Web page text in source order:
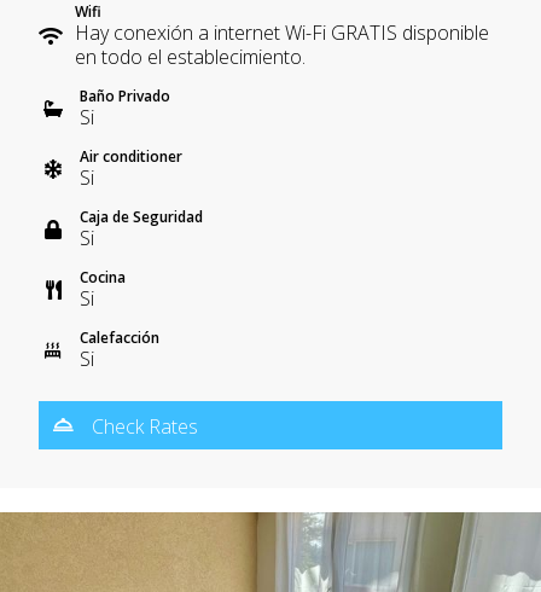
Wifi
Hay conexión a internet Wi-Fi GRATIS disponible
en todo el establecimiento.
Baño Privado
Si
Air conditioner
Si
Caja de Seguridad
Si
Cocina
Si
Calefacción
Si
Check Rates